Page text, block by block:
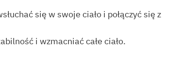
się w swoje ciało i połączyć się z
i wzmacniać całe ciało.